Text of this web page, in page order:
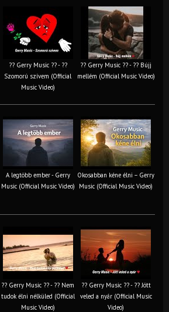
?? Gerry Music ?? - ??
Szomorú szívem (Official
Music Video)
?? Gerry Music ?? - ?? Bújj
mellém (Official Music Video)
A legtöbb ember - Gerry
Music (Official Music Video)
Okosabban kéne élni – Gerry
Music (Official Music Video)
?? Gerry Music ?? - ?? Nem
tudok élni nélküled (Official
Music Video)
?? Gerry Music ?? - ?? Jött
veled a nyár (Official Music
Video)